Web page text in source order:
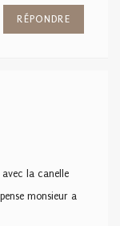
RÉPONDRE
la canelle
monsieur a